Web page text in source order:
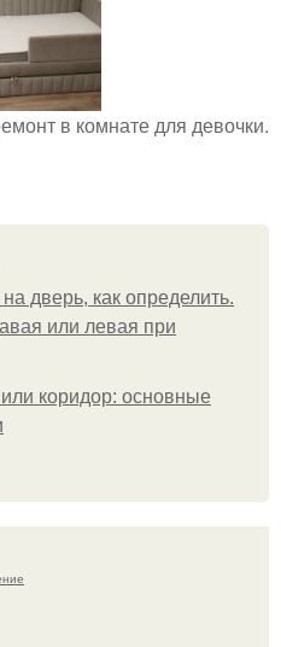
в комнате для девочки.
дверь, как определить.
или левая при
коридор: основные